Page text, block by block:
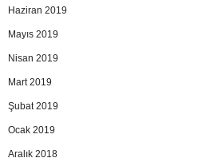
Haziran 2019
Mayıs 2019
Nisan 2019
Mart 2019
Şubat 2019
Ocak 2019
Aralık 2018